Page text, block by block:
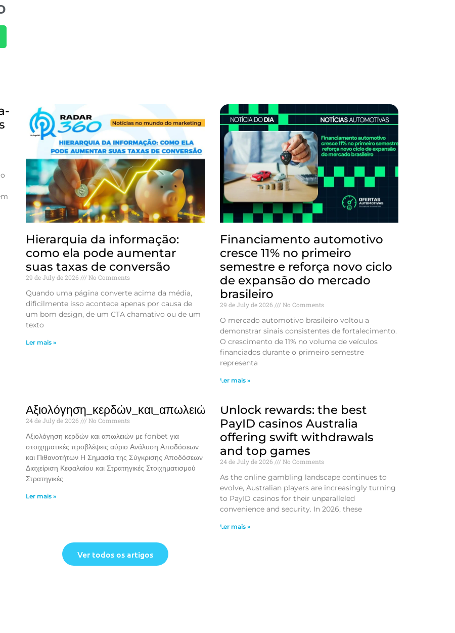
Hierarquia da informação:
como ela pode aumentar
suas taxas de conversão
29 de July de 2026 No Comments
Quando uma página converte acima da média,
dificilmente isso acontece apenas por causa de
um bom design, de um CTA chamativo ou de um
texto
Ler mais »
Financiamento automotivo
cresce 11% no primeiro
semestre e reforça novo ciclo
de expansão do mercado
brasileiro
29 de July de 2026 No Comments
O mercado automotivo brasileiro voltou a
demonstrar sinais consistentes de fortalecimento.
O crescimento de 11% no volume de veículos
financiados durante o primeiro semestre
representa
Ler mais »
Αξιολόγηση_κερδών_και_απωλειών_με_fonbet_για_σ
24 de July de 2026 No Comments
Αξιολόγηση κερδών και απωλειών με fonbet για
στοιχηματικές προβλέψεις αύριο Ανάλυση Αποδόσεων
και Πιθανοτήτων Η Σημασία της Σύγκρισης Αποδόσεων
Διαχείριση Κεφαλαίου και Στρατηγικές Στοιχηματισμού
Στρατηγικές
Ler mais »
Unlock rewards: the best
PayID casinos Australia
offering swift withdrawals
and top games
24 de July de 2026 No Comments
As the online gambling landscape continues to
evolve, Australian players are increasingly turning
to PayID casinos for their unparalleled
convenience and security. In 2026, these
Ler mais »
Ver todos os artigos